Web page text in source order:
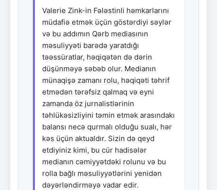
Valerie Zink-in Fələstinli həmkarlarını
müdafiə etmək üçün göstərdiyi səylər
və bu addımın Qərb mediasının
məsuliyyəti barədə yaratdığı
təəssüratlar, həqiqətən də dərin
düşünməyə səbəb olur. Medianın
münaqişə zamanı rolu, həqiqəti təhrif
etmədən tərəfsiz qalmaq və eyni
zamanda öz jurnalistlərinin
təhlükəsizliyini təmin etmək arasındakı
balansı necə qurmalı olduğu sualı, hər
kəs üçün aktualdır. Sizin də qeyd
etdiyiniz kimi, bu cür hadisələr
medianın cəmiyyətdəki rolunu və bu
rolla bağlı məsuliyyətlərini yenidən
dəyərləndirməyə vadar edir.